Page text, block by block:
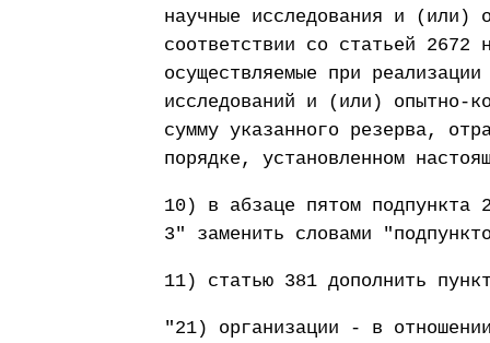
научные исследования и (или)
соответствии со статьей 2672
осуществляемые при
исследований и (или) опытно-
сумму указанного резерва,
порядке, установленном
10) в абзаце пятом подпункта
3" заменить словами
11) статью 381 дополнить
"21) организации - в